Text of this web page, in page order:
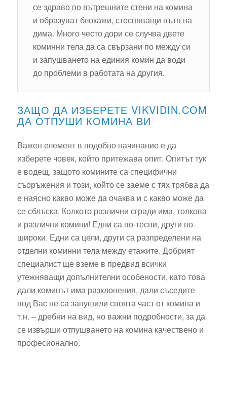
се здраво по вътрешните стени на комина
и образуват блокажи, стесняващи пътя на
дима. Много често дори се случва двете
коминни тела да са свързани по между си
и запушването на единия комин да води
до проблеми в работата на другия.
ЗАЩО ДА ИЗБЕРЕТЕ VIKVIDIN.COM
ДА ОТПУШИ КОМИНА ВИ
Важен елемент в подобно начинание е да
изберете човек, който притежава опит. Опитът тук
е водещ, защото комините са специфични
съоръжения и този, който се заеме с тях трябва да
е наясно какво може да очаква и с какво може да
се сблъска. Колкото различни сгради има, толкова
и различни комини! Едни са по-тесни, други по-
широки. Едни са цели, други са разпределени на
отделни коминни тела между етажите. Добрият
специалист ще вземе в предвид всички
утежняващи допълнителни особености, като това
дали коминът има разклонения, дали съседите
под Вас не са запушили своята част от комина и
т.н. – дребни на вид, но важни подробности, за да
се извърши отпушването на комина качествено и
професионално.